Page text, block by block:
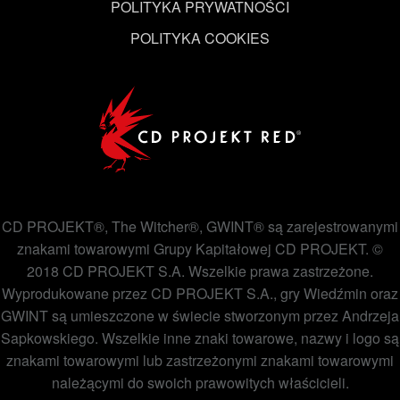
POLITYKA PRYWATNOŚCI
POLITYKA COOKIES
CD PROJEKT®, The Witcher®, GWINT® są zarejestrowanymi
znakami towarowymi Grupy Kapitałowej CD PROJEKT. ©
2018 CD PROJEKT S.A. Wszelkie prawa zastrzeżone.
Wyprodukowane przez CD PROJEKT S.A., gry Wiedźmin oraz
GWINT są umieszczone w świecie stworzonym przez Andrzeja
Sapkowskiego. Wszelkie inne znaki towarowe, nazwy i logo są
znakami towarowymi lub zastrzeżonymi znakami towarowymi
należącymi do swoich prawowitych właścicieli.